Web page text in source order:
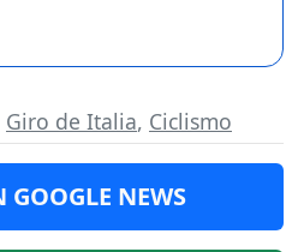
Giro de Italia, Ciclismo
GOOGLE NEWS